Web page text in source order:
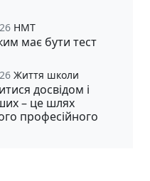
НМТ
має бути тест
Життя школи
досвідом і
– це шлях
професійного